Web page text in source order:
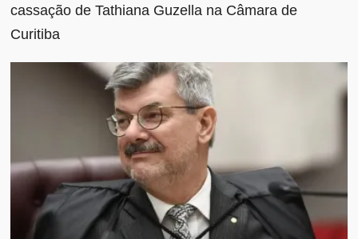
cassação de Tathiana Guzella na Câmara de
Curitiba